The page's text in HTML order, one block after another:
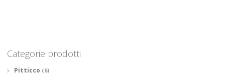
Categorie prodotti
Pitticco (6)